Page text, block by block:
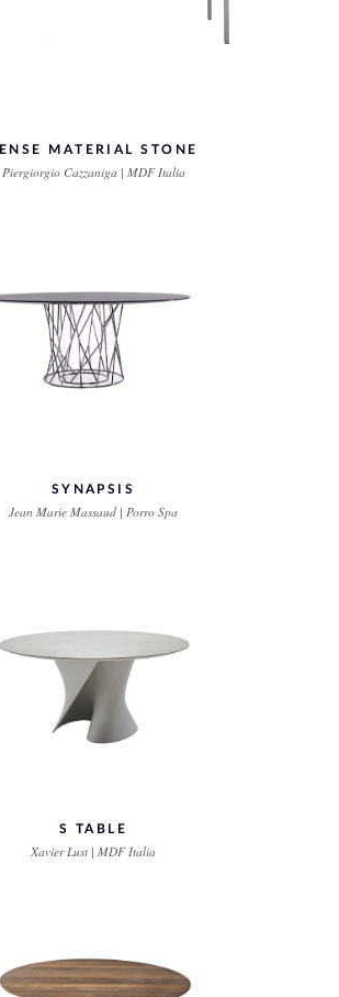
MATERIAL STONE
Piergiorgio Cazzaniga | MDF Italia
SYNAPSIS
Jean Marie Massaud | Porro Spa
S TABLE
Xavier Lust | MDF Italia